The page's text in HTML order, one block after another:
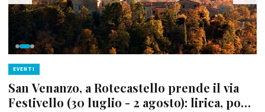
EVENTI
San Venanzo, a Rotecastello prende il via
Festivello (30 luglio - 2 agosto): lirica, pop